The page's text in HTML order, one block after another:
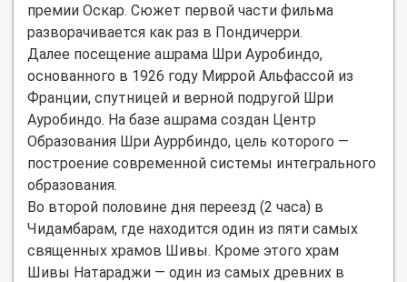
премии Оскар. Сюжет первой части фильма
разворачивается как раз в Пондичерри.
Далее посещение ашрама Шри Ауробиндо,
основанного в 1926 году Миррой Альфассой из
Франции, спутницей и верной подругой Шри
Ауробиндо. На базе ашрама создан Центр
Образования Шри Ауррбиндо, цель которого —
построение современной системы интегрального
образования.
Во второй половине дня переезд (2 часа) в
Чидамбарам, где находится один из пяти самых
священных храмов Шивы. Кроме этого храм
Шивы Натараджи — один из самых древних в